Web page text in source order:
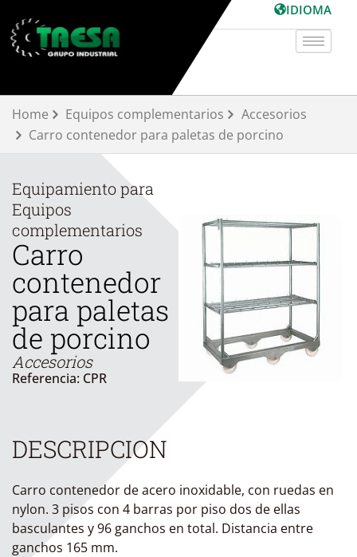
contenido
IDIOMA
Home Equipos complementarios
Accesorios
Carro contenedor para paletas de porcino
Equipamiento para
Equipos
complementarios
Carro
contenedor
para paletas
de porcino
Accesorios
Referencia: CPR
DESCRIPCION
Carro contenedor de acero inoxidable, con ruedas en
nylon. 3 pisos con 4 barras por piso dos de ellas
basculantes y 96 ganchos en total. Distancia entre
ganchos 165 mm.